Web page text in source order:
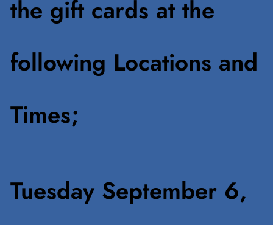
the gift cards at the
following Locations and
Times;
Tuesday September 6,